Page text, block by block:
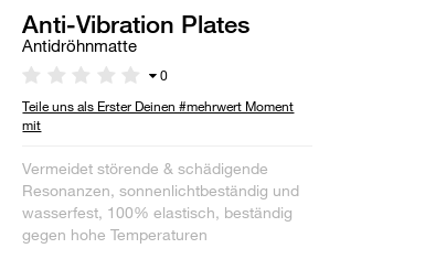
Anti-Vibration Plates
Antidröhnmatte
0
Teile uns als Erster Deinen #mehrwert Moment
mit
Vermeidet störende & schädigende
Resonanzen, sonnenlichtbeständig und
wasserfest, 100% elastisch, beständig
gegen hohe Temperaturen